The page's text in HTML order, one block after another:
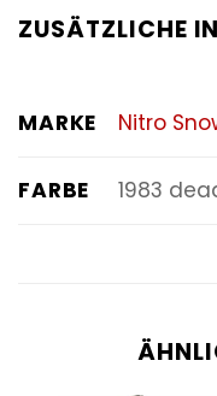
ZUSÄTZLICHE
MARKE Nitro
FARBE 1983